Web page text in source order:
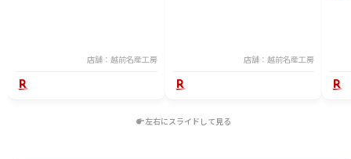
店舗：越前名産工房 店舗：越前名産工房
左右にスライドして見る